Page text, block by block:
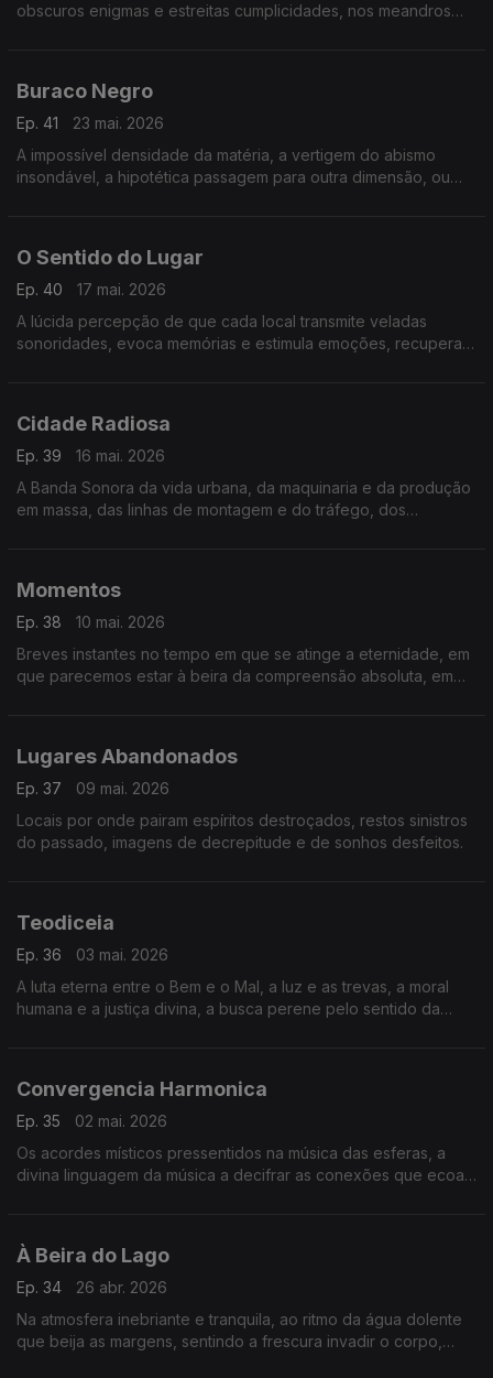
obscuros enigmas e estreitas cumplicidades, nos meandros
Buraco Negro
Ep. 41
23 mai. 2026
A impossível densidade da matéria, a vertigem do abismo
insondável, a hipotética passagem para outra dimensão, ou
O Sentido do Lugar
Ep. 40
17 mai. 2026
A lúcida percepção de que cada local transmite veladas
sonoridades, evoca memórias e estimula emoções, recupera
Cidade Radiosa
Ep. 39
16 mai. 2026
A Banda Sonora da vida urbana, da maquinaria e da produção
em massa, das linhas de montagem e do tráfego, dos
Momentos
Ep. 38
10 mai. 2026
Breves instantes no tempo em que se atinge a eternidade, em
que parecemos estar à beira da compreensão absoluta, em
Lugares Abandonados
Ep. 37
09 mai. 2026
Locais por onde pairam espíritos destroçados, restos sinistros
do passado, imagens de decrepitude e de sonhos desfeitos.
Teodiceia
Ep. 36
03 mai. 2026
A luta eterna entre o Bem e o Mal, a luz e as trevas, a moral
humana e a justiça divina, a busca perene pelo sentido da
Convergencia Harmonica
Ep. 35
02 mai. 2026
Os acordes místicos pressentidos na música das esferas, a
divina linguagem da música a decifrar as conexões que ecoam
À Beira do Lago
Ep. 34
26 abr. 2026
Na atmosfera inebriante e tranquila, ao ritmo da água dolente
que beija as margens, sentindo a frescura invadir o corpo,